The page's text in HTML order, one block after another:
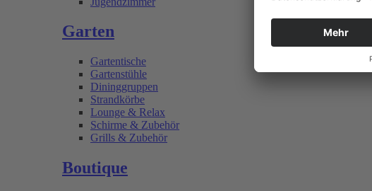
Garten
Gartentische
Gartenstühle
Dininggruppen
Strandkörbe
Lounge & Relax
Schirme & Zubehör
Grills & Zubehör
Boutique